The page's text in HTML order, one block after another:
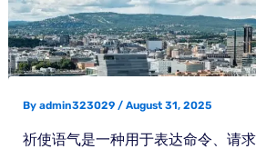
By admin323029 / August 31, 2025
祈使语气是一种用于表达命令、请